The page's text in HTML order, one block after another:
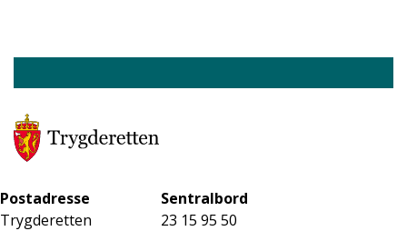
Postadresse
Trygderetten
Sentralbord
23 15 95 50